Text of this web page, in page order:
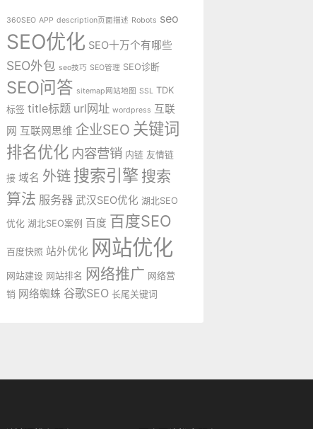
360SEO APP description页面描述 Robots seo
SEO优化 SEO十万个有哪些
SEO外包 seo技巧 SEO管理 SEO诊断
SEO问答 sitemap网站地图 SSL TDK
标签 title标题 url网址 wordpress 互联
网 互联网思维 企业SEO 关键词
排名优化 内容营销 内链 友情链
接 域名 外链 搜索引擎 搜索
算法 服务器 武汉SEO优化 湖北SEO
优化 湖北SEO案例 百度 百度SEO
百度快照 站外优化 网站优化
网站建设 网站排名 网络推广 网络营
销 网络蜘蛛 谷歌SEO 长尾关键词